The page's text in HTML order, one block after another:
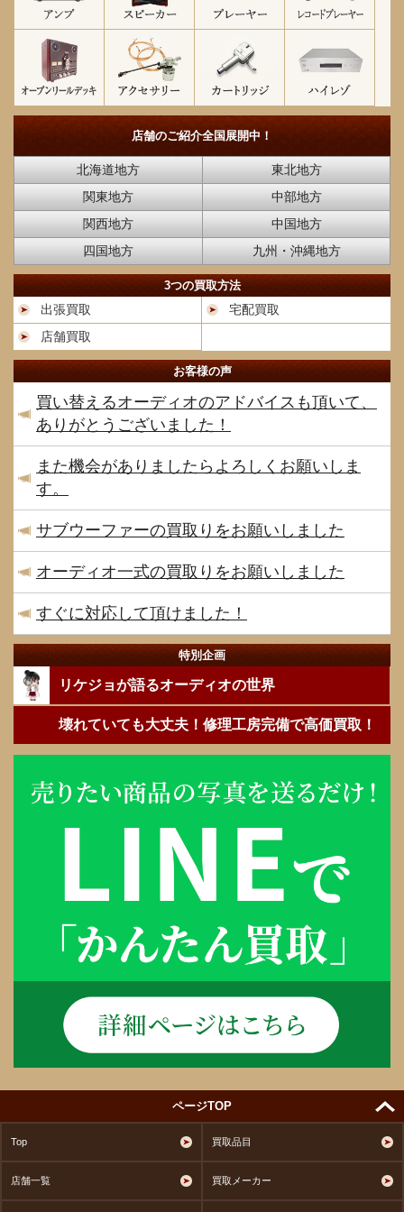
店舗のご紹介全国展開中！
北海道地方
東北地方
関東地方
中部地方
関西地方
中国地方
四国地方
九州・沖縄地方
3つの買取方法
出張買取
宅配買取
店舗買取
お客様の声
買い替えるオーディオのアドバイスも頂いて、
ありがとうございました！
また機会がありましたらよろしくお願いしま
す。
サブウーファーの買取りをお願いしました
オーディオ一式の買取りをお願いしました
すぐに対応して頂けました！
特別企画
リケジョが語るオーディオの世界
壊れていても大丈夫！修理工房完備で高価買取！
ページTOP
Top 買取品目
店舗一覧 買取メーカー